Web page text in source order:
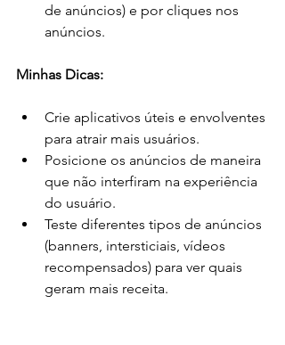
de anúncios) e por cliques nos
anúncios.
Minhas Dicas:
Crie aplicativos úteis e envolventes
para atrair mais usuários.
Posicione os anúncios de maneira
que não interfiram na experiência
do usuário.
Teste diferentes tipos de anúncios
(banners, intersticiais, vídeos
recompensados) para ver quais
geram mais receita.